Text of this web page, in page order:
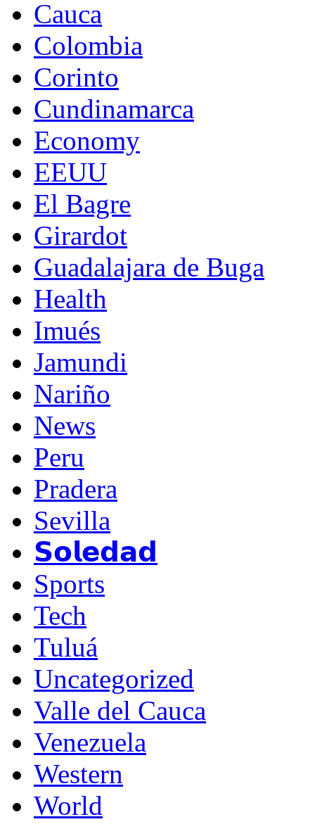
Cauca
Colombia
Corinto
Cundinamarca
Economy
EEUU
El Bagre
Girardot
Guadalajara de Buga
Health
Imués
Jamundi
Nariño
News
Peru
Pradera
Sevilla
𝗦𝗼𝗹𝗲𝗱𝗮𝗱
Sports
Tech
Tuluá
Uncategorized
Valle del Cauca
Venezuela
Western
World